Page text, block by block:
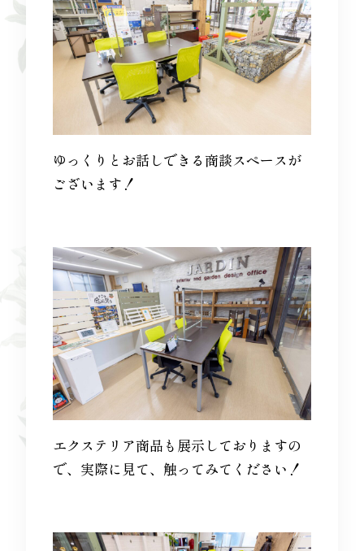
ゆっくりとお話しできる商談スペースが
ございます！
エクステリア商品も展示しておりますの
で、実際に見て、触ってみてください！
News
Contact